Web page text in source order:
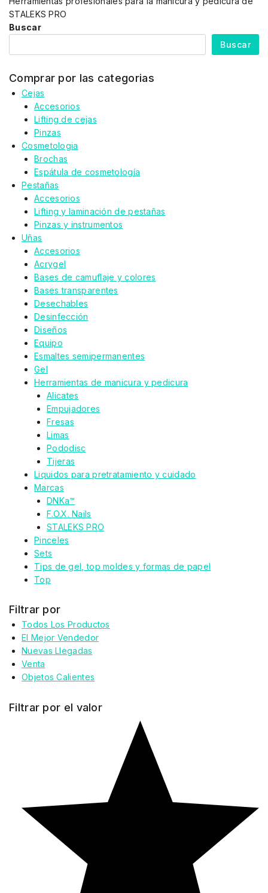
STALEKS PRO
Buscar
Buscar
Comprar por las categorias
Cejas
Accesorios
Lifting de cejas
Pinzas
Cosmetologia
Brochas
Espátula de cosmetología
Pestañas
Accesorios
Lifting y laminación de pestañas
Pinzas y instrumentos
Uñas
Accesorios
Acrygel
Bases de camuflaje y colores
Bases transparentes
Desechables
Desinfección
Diseños
Equipo
Esmaltes semipermanentes
Gel
Herramientas de manicura y pedicura
Alicates
Empujadores
Fresas
Limas
Pododisc
Tijeras
Liquidos para pretratamiento y cuidado
Marcas
DNKa™
F.O.X. Nails
STALEKS PRO
Pinceles
Sets
Tips de gel, top moldes y formas de papel
Top
Filtrar por
Todos Los Productos
El Mejor Vendedor
Nuevas Llegadas
Venta
Objetos Calientes
Filtrar por el valor